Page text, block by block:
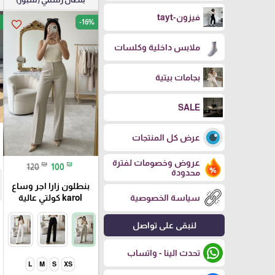
فيزون-tayt
ملابس داخلية وكلسات
بجامات بيتية
SALE
عرض كل المنتجات
عروض وخصومات لفترة
محدودة
سياسة الخصوصية
لنبقى على تواصل
تحدث الينا - واتساب
favorite_border -16%
120 ₪ 100 ₪
بنطلون زارا اجر وساع
karol كولتي عالية
XS
S
M
L